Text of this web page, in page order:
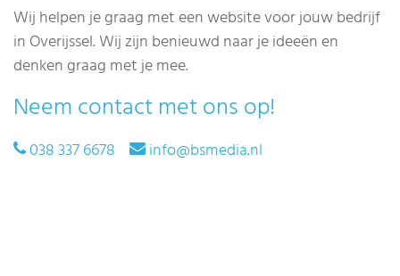
Wij helpen je graag met een website voor jouw bedrijf
in Overijssel. Wij zijn benieuwd naar je ideeën en
denken graag met je mee.
Neem contact met ons op!
038 337 6678 info@bsmedia.nl